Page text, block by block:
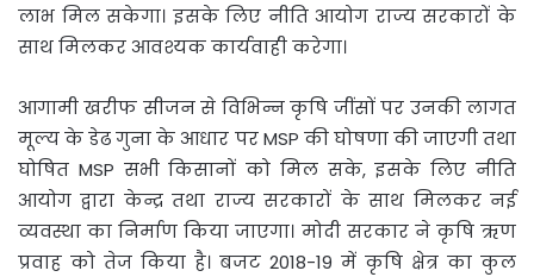
लाभ मिल सकेगा। इसके लिए नीति आयोग राज्य सरकारों के
साथ मिलकर आवश्यक कार्यवाही करेगा।
आगामी खरीफ सीजन से विभिन्न कृषि जींसों पर उनकी लागत
मूल्य के डेढ गुना के आधार पर MSP की घोषणा की जाएगी तथा
घोषित MSP सभी किसानों को मिल सके, इसके लिए नीति
आयोग द्वारा केन्द्र तथा राज्य सरकारों के साथ मिलकर नई
व्यवस्था का निर्माण किया जाएगा। मोदी सरकार ने कृषि ऋण
प्रवाह को तेज किया है। बजट 2018-19 में कृषि क्षेत्र का कुल